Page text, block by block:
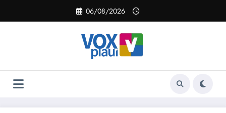
o
06/08/2026